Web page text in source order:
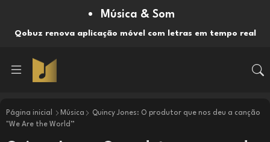
Música & Som
Qobuz renova aplicação móvel com letras em tempo real
Página inicial Música
Quincy Jones: O produtor que nos deu a canção
"We Are the World”